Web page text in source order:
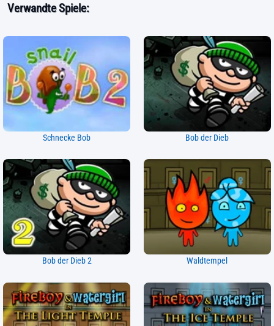
Verwandte Spiele:
Schnecke Bob Bob der Dieb
Bob der Dieb 2 Waldtempel